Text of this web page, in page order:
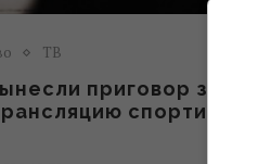
ТВ
приговор за
спортивных